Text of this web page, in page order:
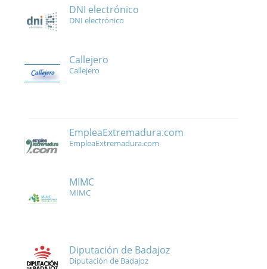
DNI electrónico
DNI electrónico
Callejero
Callejero
EmpleaExtremadura.com
EmpleaExtremadura.com
MIMC
MIMC
Diputación de Badajoz
Diputación de Badajoz